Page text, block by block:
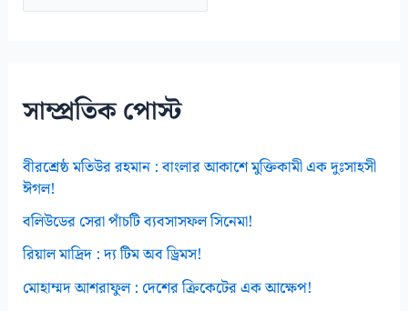
সাম্প্রতিক পোস্ট
বীরশ্রেষ্ঠ মতিউর রহমান : বাংলার আকাশে মুক্তিকামী এক দুঃসাহসী
ঈগল!
বলিউডের সেরা পাঁচটি ব্যবসাসফল সিনেমা!
রিয়াল মাদ্রিদ : দ্য টিম অব ড্রিমস!
মোহাম্মদ আশরাফুল : দেশের ক্রিকেটের এক আক্ষেপ!